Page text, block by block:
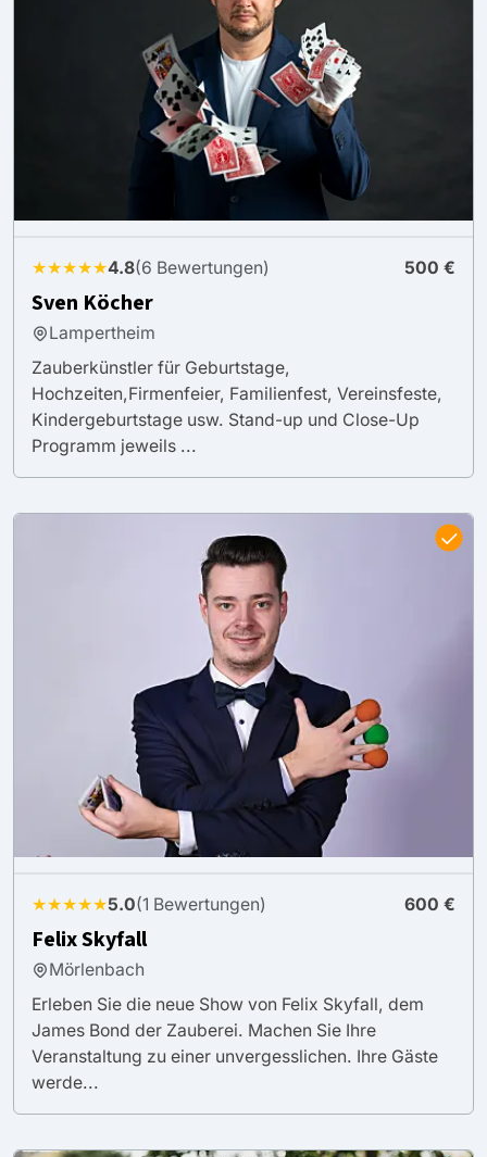
★★★★★4.8(6 Bewertungen) 500 €
Sven Köcher
Lampertheim
Zauberkünstler für Geburtstage,
Hochzeiten,Firmenfeier, Familienfest, Vereinsfeste,
Kindergeburtstage usw. Stand-up und Close-Up
Programm jeweils ...
★★★★★5.0(1 Bewertungen) 600 €
Felix Skyfall
Mörlenbach
Erleben Sie die neue Show von Felix Skyfall, dem
James Bond der Zauberei. Machen Sie Ihre
Veranstaltung zu einer unvergesslichen. Ihre Gäste
werde...